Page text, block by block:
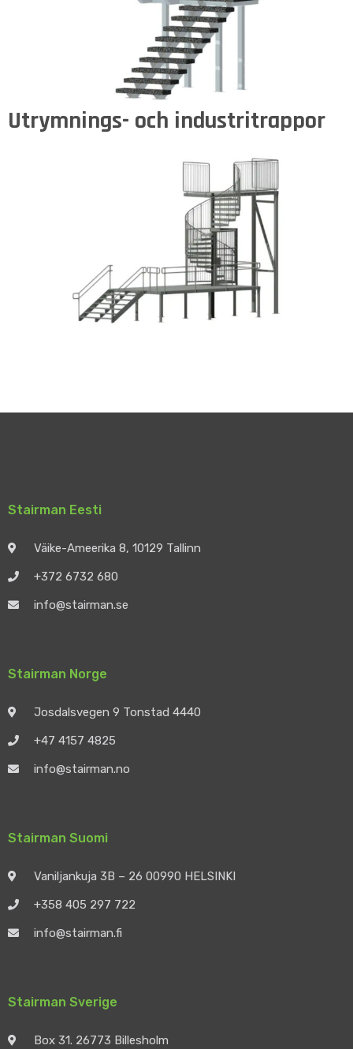
Utrymnings- och industritrappor
Stairman Eesti
Väike-Ameerika 8, 10129 Tallinn
+372 6732 680
info@stairman.se
Stairman Norge
Josdalsvegen 9 Tonstad 4440
+47 4157 4825
info@stairman.no
Stairman Suomi
Vaniljankuja 3B – 26 00990 HELSINKI
+358 405 297 722
info@stairman.fi
Stairman Sverige
Box 31. 26773 Billesholm